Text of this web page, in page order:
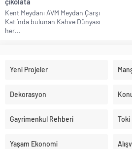
Kent Meydanı AVM Meydan Çarşı
Katı’nda bulunan Kahve Dünyası
her...
Yeni Projeler
Dekorasyon
Gayrimenkul Rehberi Toki
Yaşam Ekonomi